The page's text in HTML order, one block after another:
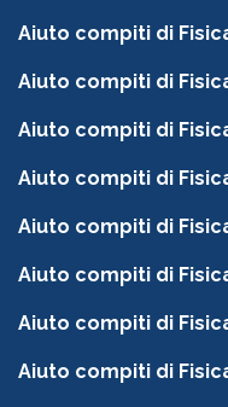
Aiuto compiti di
Aiuto compiti di
Aiuto compiti di
Aiuto compiti di
Aiuto compiti di
Aiuto compiti di
Aiuto compiti di
Aiuto compiti di